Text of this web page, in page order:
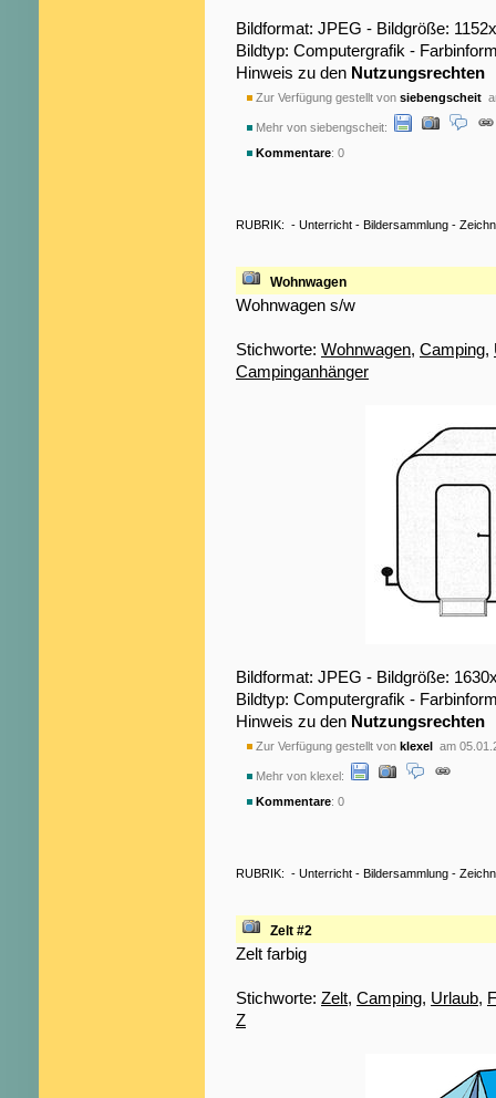
Bildformat: JPEG - Bildgröße:
Bildtyp: Computergrafik -
Hinweis zu den Nutzungsrechten
Zur Verfügung gestellt von siebengscheit
Mehr von siebengscheit:
Kommentare: 0
RUBRIK: - Unterricht - Bildersammlung -
Wohnwagen
Wohnwagen s/w
Stichworte: Wohnwagen, Camping,
Campinganhänger
Bildformat: JPEG - Bildgröße:
Bildtyp: Computergrafik -
Hinweis zu den Nutzungsrechten
Zur Verfügung gestellt von klexel am
Mehr von klexel:
Kommentare: 0
RUBRIK: - Unterricht - Bildersammlung -
Zelt #2
Zelt farbig
Stichworte: Zelt, Camping, Urlaub,
Z